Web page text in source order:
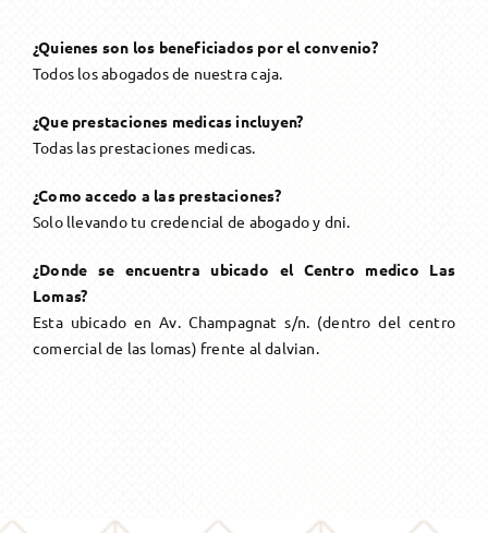
¿Quienes son los beneficiados por el convenio?
Todos los abogados de nuestra caja.
¿Que prestaciones medicas incluyen?
Todas las prestaciones medicas.
¿Como accedo a las prestaciones?
Solo llevando tu credencial de abogado y dni.
¿Donde se encuentra ubicado el Centro medico Las
Lomas?
Esta ubicado en Av. Champagnat s/n. (dentro del centro
comercial de las lomas) frente al dalvian.